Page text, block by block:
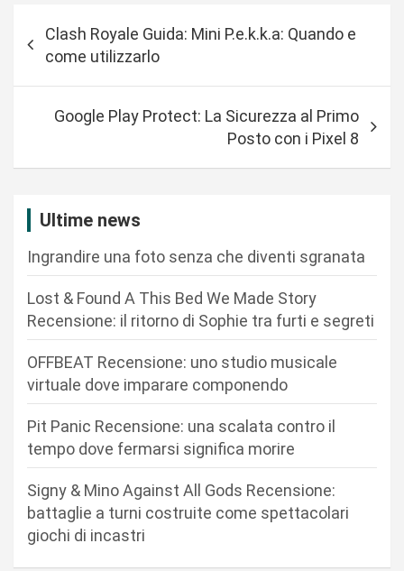
a
Clash Royale Guida: Mini P.e.k.k.a: Quando e
come utilizzarlo
Google Play Protect: La Sicurezza al Primo
Posto con i Pixel 8
Ultime news
Ingrandire una foto senza che diventi sgranata
Lost & Found A This Bed We Made Story
Recensione: il ritorno di Sophie tra furti e segreti
OFFBEAT Recensione: uno studio musicale
virtuale dove imparare componendo
Pit Panic Recensione: una scalata contro il
tempo dove fermarsi significa morire
Signy & Mino Against All Gods Recensione:
battaglie a turni costruite come spettacolari
giochi di incastri